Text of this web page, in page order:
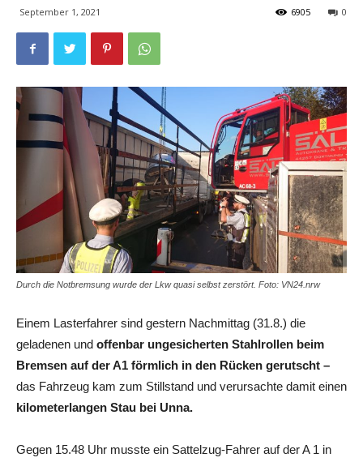
September 1, 2021 0
6905
Durch die Notbremsung wurde der Lkw quasi selbst zerstört. Foto: VN24.nrw
Einem Lasterfahrer sind gestern Nachmittag (31.8.) die
geladenen und offenbar ungesicherten Stahlrollen beim
Bremsen auf der A1 förmlich in den Rücken gerutscht –
das Fahrzeug kam zum Stillstand und verursachte damit einen
kilometerlangen Stau bei Unna.
Gegen 15.48 Uhr musste ein Sattelzug-Fahrer auf der A 1 in